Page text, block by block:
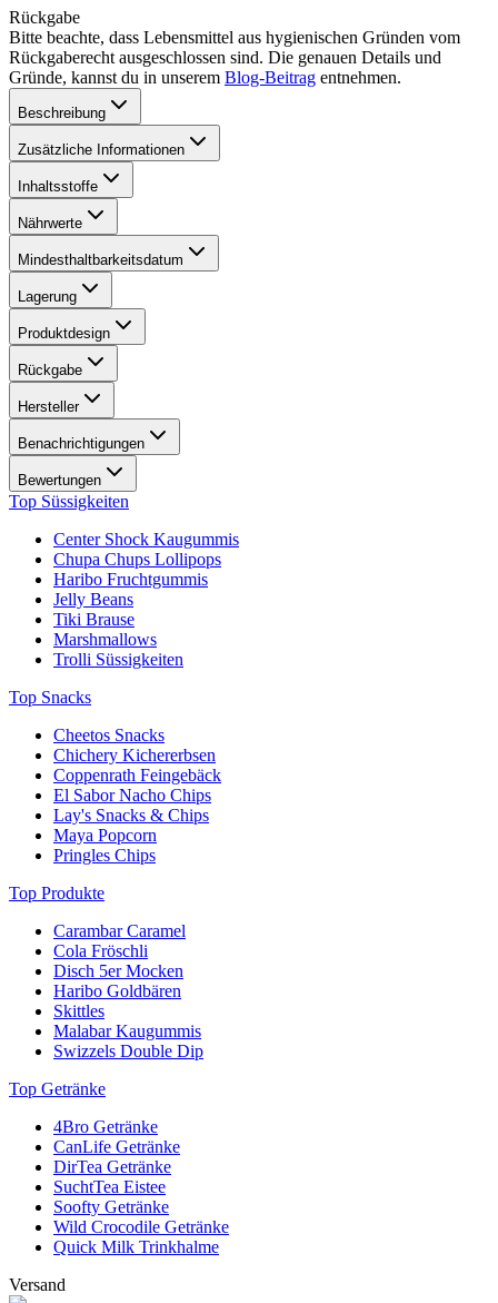
Rückgabe
Bitte beachte, dass Lebensmittel aus hygienischen Gründen vom
Rückgaberecht ausgeschlossen sind. Die genauen Details und
Gründe, kannst du in unserem Blog-Beitrag entnehmen.
Beschreibung
Zusätzliche Informationen
Inhaltsstoffe
Nährwerte
Mindesthaltbarkeitsdatum
Lagerung
Produktdesign
Rückgabe
Hersteller
Benachrichtigungen
Bewertungen
Top Süssigkeiten
Center Shock Kaugummis
Chupa Chups Lollipops
Haribo Fruchtgummis
Jelly Beans
Tiki Brause
Marshmallows
Trolli Süssigkeiten
Top Snacks
Cheetos Snacks
Chichery Kichererbsen
Coppenrath Feingebäck
El Sabor Nacho Chips
Lay's Snacks & Chips
Maya Popcorn
Pringles Chips
Top Produkte
Carambar Caramel
Cola Fröschli
Disch 5er Mocken
Haribo Goldbären
Skittles
Malabar Kaugummis
Swizzels Double Dip
Top Getränke
4Bro Getränke
CanLife Getränke
DirTea Getränke
SuchtTea Eistee
Soofty Getränke
Wild Crocodile Getränke
Quick Milk Trinkhalme
Versand